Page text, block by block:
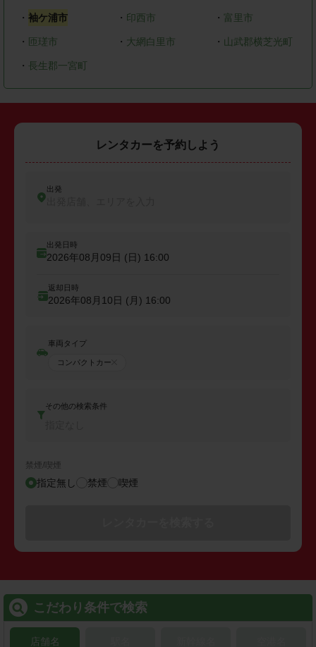
・ 袖ケ浦市 ・ 印西市 ・ 富里市
・ 匝瑳市 ・ 大網白里市 ・ 山武郡横芝光町
・ 長生郡一宮町
レンタカーを予約しよう
出発
出発日時
2026年08月09日 (日) 16:00
返却日時
2026年08月10日 (月) 16:00
車両タイプ
コンパクトカー
その他の検索条件
禁煙/喫煙
指定無し 禁煙 喫煙
こだわり条件で検索
店舗名